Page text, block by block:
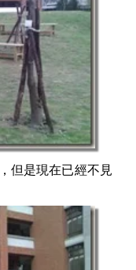
但是現在已經不見